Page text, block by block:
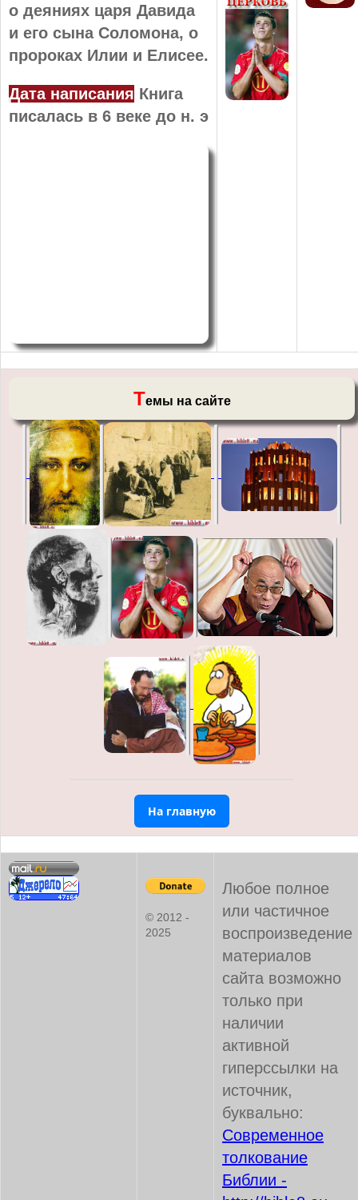
о деяниях царя Давида
и его сына Соломона, о
пророках Илии и Елисее.
Дата написания Книга
писалась в 6 веке до н. э
Темы на сайте
На главную
© 2012 -
2025
Любое полное
или частичное
воспроизведение
материалов
сайта возможно
только при
наличии
активной
гиперссылки на
источник,
буквально:
Современное
толкование
Библии -